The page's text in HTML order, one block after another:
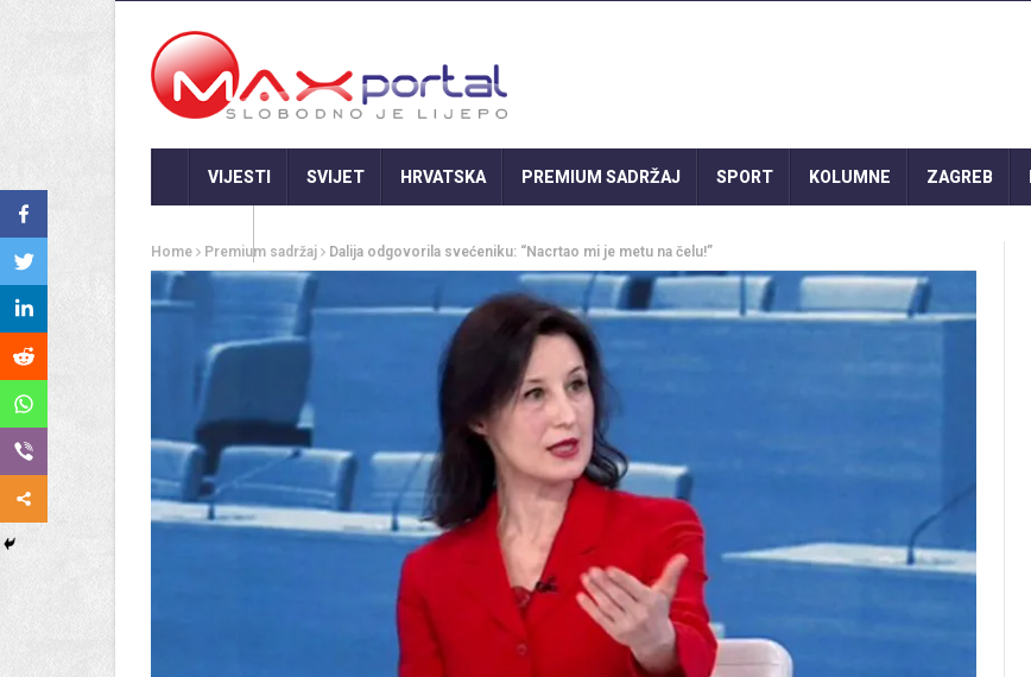
VIJESTI SVIJET HRVATSKA PREMIUM SADRŽAJ SPORT KOLUMNE ZAGREB
Home Premium sadržaj Dalija odgovorila svećeniku: “Nacrtao mi je metu na čelu!”